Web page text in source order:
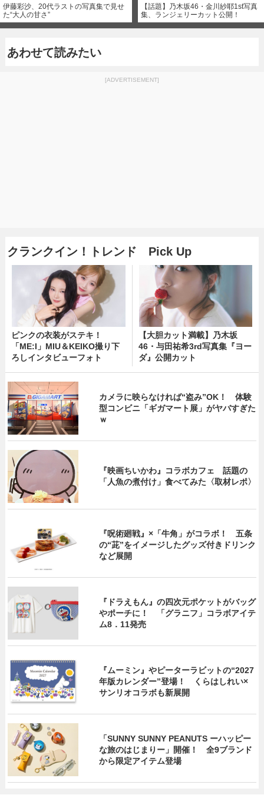
伊藤彩沙、20代ラストの写真集で見せ
た“大人の甘さ”
【話題】乃木坂46・金川紗耶1st写真
集、ランジェリーカット公開！
あわせて読みたい
[ADVERTISEMENT]
クランクイン！トレンド Pick Up
ピンクの衣装がステキ！
「ME:I」MIU＆KEIKO撮り下
ろしインタビューフォト
【大胆カット満載】乃木坂
46・与田祐希3rd写真集『ヨー
ダ』公開カット
カメラに映らなければ“盗み”OK！ 体験
型コンビニ「ギガマート展」がヤバすぎた
ｗ
『映画ちいかわ』コラボカフェ 話題の
「人魚の煮付け」食べてみた〈取材レポ〉
『呪術廻戦』×「牛角」がコラボ！ 五条
の“茈”をイメージしたグッズ付きドリンク
など展開
『ドラえもん』の四次元ポケットがバッグ
やポーチに！ 「グラニフ」コラボアイテ
ム8．11発売
『ムーミン』やピーターラビットの“2027
年版カレンダー”登場！ くらはしれい×
サンリオコラボも新展開
「SUNNY SUNNY PEANUTS ーハッピー
な旅のはじまりー」開催！ 全9ブランド
から限定アイテム登場